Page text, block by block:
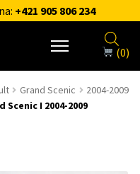
+421 905 806 234
(0)
Grand Scenic
2004-2009
I 2004-2009